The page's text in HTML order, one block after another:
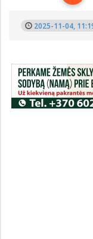
2025-11-04,